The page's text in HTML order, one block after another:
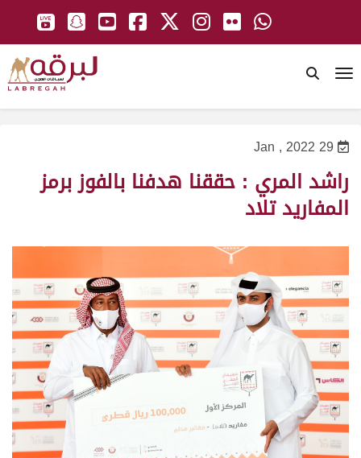
29 Jan , 2022
راشد المري : حققنا هدفنا بالفوز برمز
المفاريد تلاد